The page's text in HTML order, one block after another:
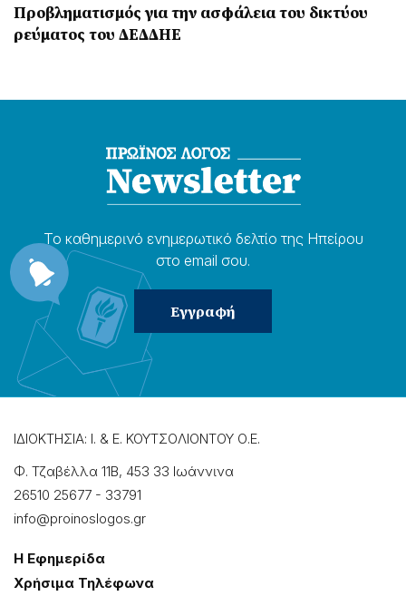
Προβληματισμός για την ασφάλεια του δικτύου
ρεύματος του ΔΕΔΔΗΕ
Το καθημερɩνό ενημερωτɩκό δελτίο της Ηπείρου
στο email σου.
ΙΔΙΟΚΤΗΣΙΑ: Ι. & Ε. ΚΟΥΤΣΟΛΙΟΝΤΟΥ Ο.Ε.
Φ. Τζαβέλλα 11Β, 453 33 Ιωάννɩνα
26510 25677 - 33791
info@proinoslogos.gr
Η Εφημερίδα
Χρήσɩμα Τηλέφωνα